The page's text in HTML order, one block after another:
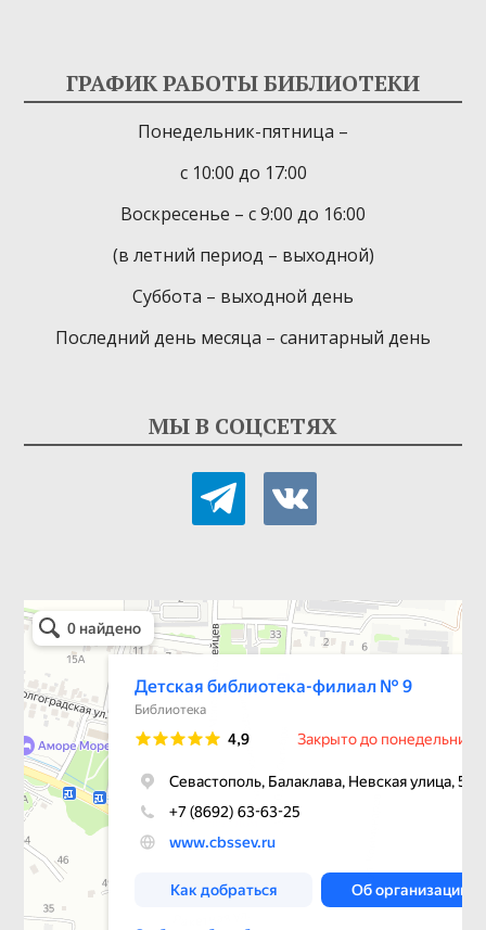
ГРАФИК РАБОТЫ БИБЛИОТЕКИ
Понедельник-пятница –
с 10:00 до 17:00
Воскресенье – с 9:00 до 16:00
(в летний период – выходной)
Суббота – выходной день
Последний день месяца – санитарный день
МЫ В СОЦСЕТЯХ
telegramvkontakte
Детская библиотека-филиал № 9
Библиотека в Севастополе